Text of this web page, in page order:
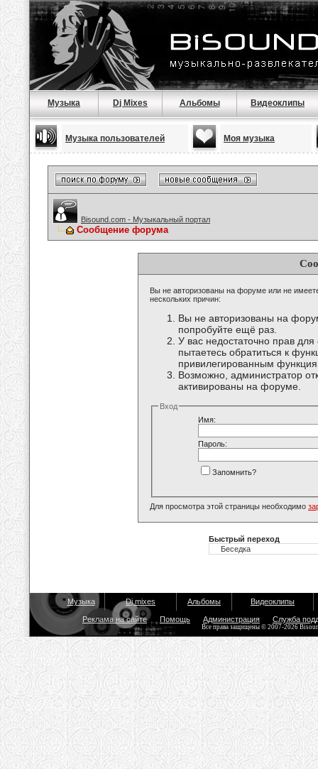
Музыка Dj Mixes Альбомы Видеоклипы
Музыка пользователей Моя музыка
Bisound.com - Музыкальный портал
Сообщение форума
Вы не авторизованы на форуме или не
нескольких причин:
Вы не авторизованы на
попробуйте ещё раз.
У вас недостаточно прав
пытаетесь обратиться к
привилегированным
Возможно, администратор
активированы на форуме.
Вход
Имя:
Пароль:
Запомнить?
Для просмотра этой страницы необходимо
Быстрый переход
Музыка Dj mixes Альбомы Видеоклипы
Реклама на сайте Помощь Администрация Служба
Все права защищены © 2007-2026